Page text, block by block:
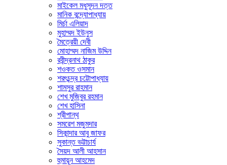
মাইকেল মধুসূদন দত্ত
মানিক বন্দ্যোপাধ্যায়
মির্চা এলিয়াদ
মুহাম্মদ ইউনুস
মৈত্রেয়ী দেবী
মোহাম্মদ নাজিম উদ্দিন
রবীন্দ্রনাথ ঠাকুর
শওকত ওসমান
শরৎচন্দ্র চট্টোপাধ্যায়
শামসুর রাহমান
শেখ মুজিবুর রহমান
শেখ হাসিনা
শ্রীপান্থ
সমরেশ মজুমদার
সিকান্দার আবু জাফর
সুকান্ত ভট্টাচার্য
সৈয়দ আলী আহসান
হুমায়ূন আহমেদ